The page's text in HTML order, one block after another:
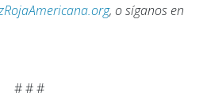
, o síganos en
# # #